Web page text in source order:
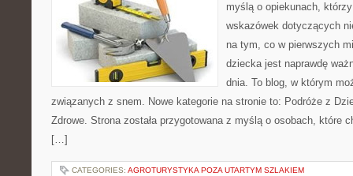
myślą o opiekunach,
wskazówek dotyczących
na tym, co w pierwszych
dziecka jest naprawdę
dnia. To blog, w którym
związanych z snem. Nowe kategorie na stronie to: Podróże z
Zdrowe. Strona została przygotowana z myślą o osobach, które
[…]
CATEGORIES: AGROTURYSTYKA POZA UTARTYM SZLAKIEM